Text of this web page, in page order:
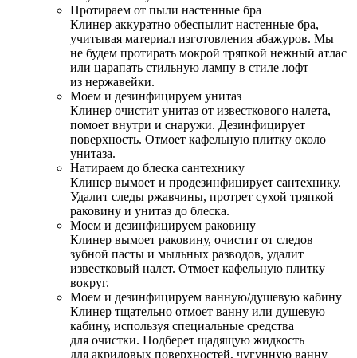
Протираем от пыли настенные бра
Клинер аккуратно обеспылит настенные бра,
учитывая материал изготовления абажуров. Мы
не будем протирать мокрой тряпкой нежный атлас
или царапать стильную лампу в стиле лофт
из нержавейки.
Моем и дезинфицируем унитаз
Клинер очистит унитаз от известкового налета,
помоет внутри и снаружи. Дезинфицирует
поверхность. Отмоет кафельную плитку около
унитаза.
Натираем до блеска сантехнику
Клинер вымоет и продезинфицирует сантехнику.
Удалит следы ржавчины, протрет сухой тряпкой
раковину и унитаз до блеска.
Моем и дезинфицируем раковину
Клинер вымоет раковину, очистит от следов
зубной пасты и мыльных разводов, удалит
известковый налет. Отмоет кафельную плитку
вокруг.
Моем и дезинфицируем ванную/душевую кабину
Клинер тщательно отмоет ванну или душевую
кабину, используя специальные средства
для очистки. Подберет щадящую жидкость
для акриловых поверхностей, чугунную ванну